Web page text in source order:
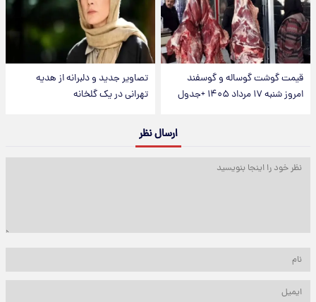
قیمت گوشت گوساله و گوسفند
امروز شنبه ۱۷ مرداد ۱۴۰۵ +جدول
تصاویر جدید و دلبرانه از هدیه
تهرانی در یک گلخانه
ارسال نظر